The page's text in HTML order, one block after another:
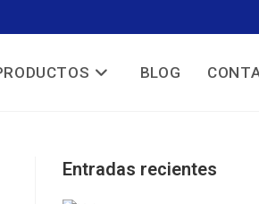
BLOG
Entradas recientes